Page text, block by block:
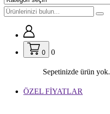
0 0
Sepetinizde ürün yok.
ÖZEL FİYATLAR